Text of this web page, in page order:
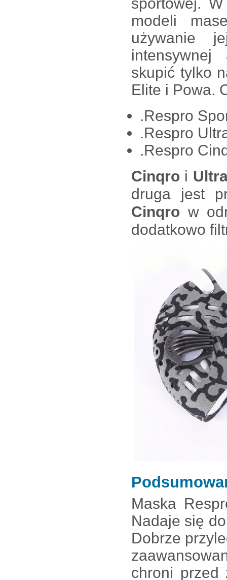
modeli
używanie
skupić tylko
Elite i Powa.
.Respro
.Respro
.Respro
Cinqro i
druga jest
Cinqro w
dodatkowo
Maska
Nadaje się
Dobrze
chroni przed